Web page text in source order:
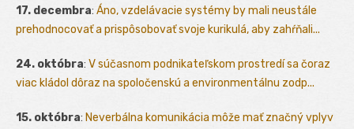
17. decembra: Áno, vzdelávacie systémy by mali neustále
prehodnocovať a prispôsobovať svoje kurikulá, aby zahŕňali...
24. októbra: V súčasnom podnikateľskom prostredí sa čoraz
viac kládol dôraz na spoločenskú a environmentálnu zodp...
15. októbra: Neverbálna komunikácia môže mať značný vplyv